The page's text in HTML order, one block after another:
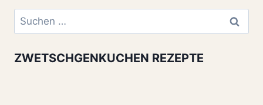
Suchen
nach:
ZWETSCHGENKUCHEN REZEPTE